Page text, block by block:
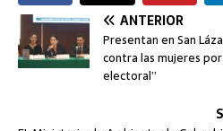
ANTERIOR
Presentan en San
contra las mujeres
electoral”